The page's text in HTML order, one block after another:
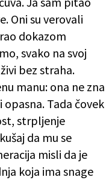
Oni su verovali
dokazom
svako na svoj
bez straha.
manu: ona ne zna
Tada čovek
strpljenje
da mu se
misli da je
koja ima snage